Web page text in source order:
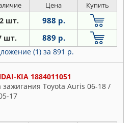
Цена Купить
шт. 988 р.
шт. 889 р.
(1) за 891 р.
KIA 1884011051
зажигания Toyota Auris 06-18 /
17